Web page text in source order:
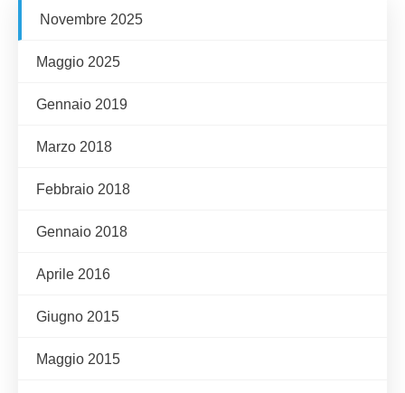
Novembre 2025
Maggio 2025
Gennaio 2019
Marzo 2018
Febbraio 2018
Gennaio 2018
Aprile 2016
Giugno 2015
Maggio 2015